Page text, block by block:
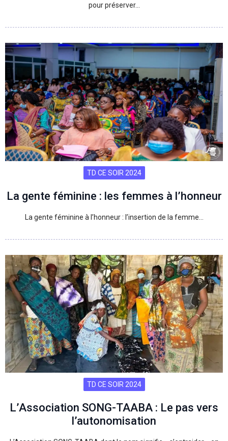
pour préserver…
TD CE SOIR 2024
La gente féminine : les femmes à l’honneur
La gente féminine à l’honneur : l’insertion de la femme…
TD CE SOIR 2024
L’Association SONG-TAABA : Le pas vers
l’autonomisation